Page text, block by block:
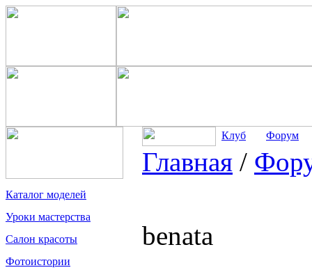
Каталог моделей
Уроки мастерства
Салон красоты
Фотоистории
Клуб Форум
Главная /
benata